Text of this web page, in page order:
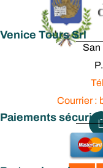
Venice Tours Srl
San
Courrier :
Paiements